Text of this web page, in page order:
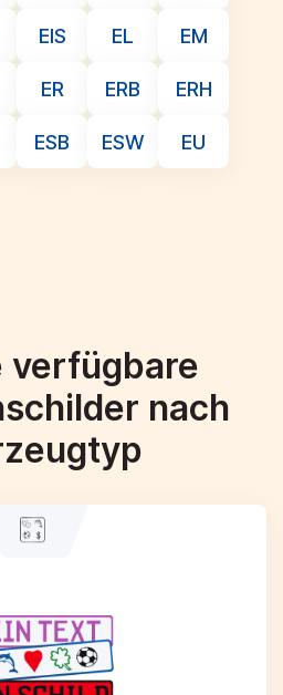
EIS EL EM
ER ERB ERH
ESB ESW EU
verfügbare
nach